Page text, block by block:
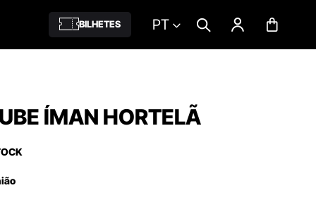
BILHETES PT
ÍMAN HORTELÃ